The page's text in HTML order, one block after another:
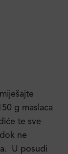
g maslaca
te sve
ne
U posudi